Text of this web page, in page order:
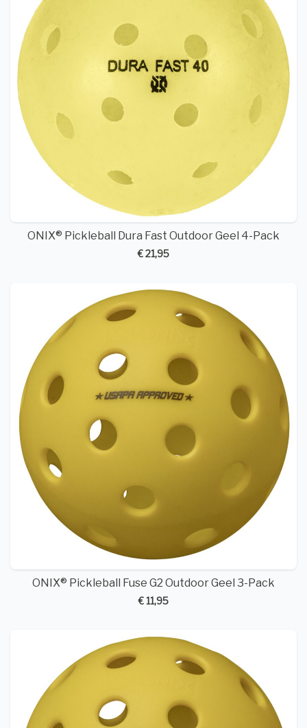
ONIX® Pickleball Dura Fast Outdoor Geel 4-Pack
€ 21,95
ONIX® Pickleball Fuse G2 Outdoor Geel 3-Pack
€ 11,95